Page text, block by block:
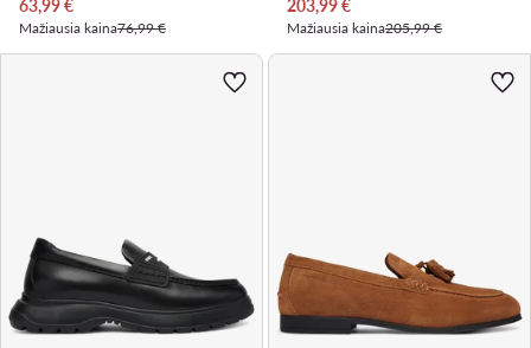
Dabartinė kaina
63,99€
Mažiausia kaina76,99 €
Dabartinė kaina
203,99€
Mažiausia kaina205,99 €